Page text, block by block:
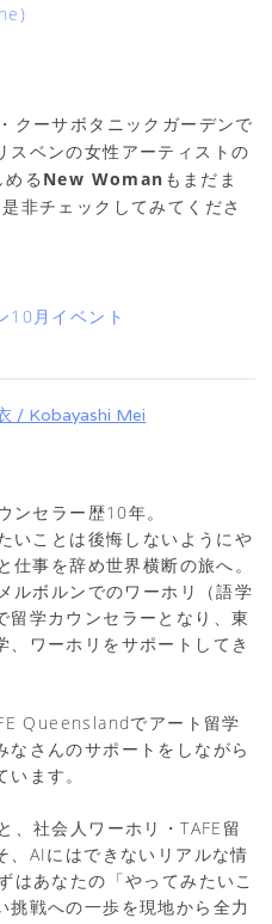
クーサボタニックガーデンで
スベンの女性アーティストの
る New Woman もまだま
非チェックしてみてくださ
月イベント
/ Kobayashi Mei
ンセラー歴10年。
いことは後悔しないようにや
仕事を辞め世界横断の旅へ。
ルボルンでのワーホリ（語学
留学カウンセラーとなり、東
ワーホリをサポートしてき
Queenslandでアート留学
なさんのサポートをしながら
ます。
、社会人ワーホリ・TAFE留
、AIにはできないリアルな情
あなたの「やってみたいこ
挑戦への一歩を現地から全力